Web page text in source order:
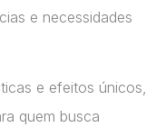
e necessidades
e efeitos únicos,
quem busca